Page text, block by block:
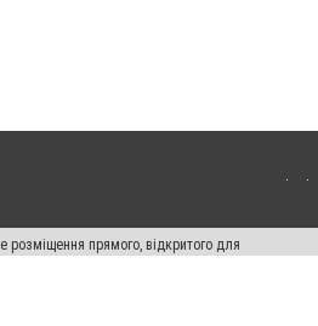
розміщення прямого, відкритого для